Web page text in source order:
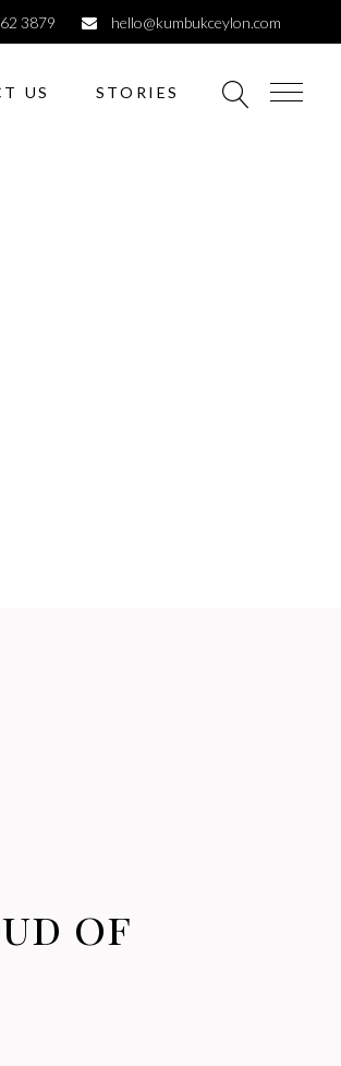
3879 hello@kumbukceylon.com
US STORIES
of